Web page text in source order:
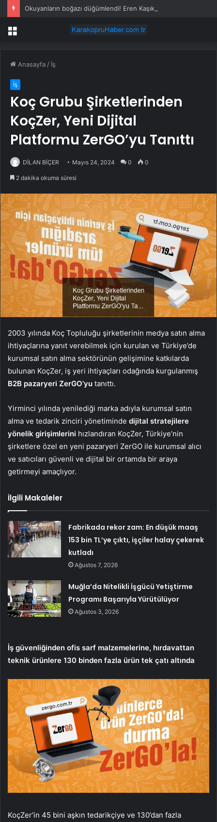
Menü
Anasayfa / İş
İş
Koç Grubu Şirketlerinden
KoçZer, Yeni Dijital
Platformu ZerGO’yu Tanıttı
DİLAN BİÇER Mayıs 24, 2024 0 0
2 dakika okuma süresi
2003 yılında Koç Topluluğu şirketlerinin medya satın alma
ihtiyaçlarına yanıt verebilmek için kurulan ve Türkiye’de
kurumsal satın alma sektörünün gelişimine katkılarda
bulunan KoçZer, iş yeri ihtiyaçları odağında kurgulanmış
B2B pazaryeri ZerGO’yu tanıttı.
Yirminci yılında yenilediği marka adıyla kurumsal satın
alma ve tedarik zinciri yönetiminde dijital stratejilere
yönelik girişimlerini hızlandıran KoçZer, Türkiye’nin
şirketlere özel en yeni pazaryeri ZerGO ile kurumsal alıcı
ve satıcıları güvenli ve dijital bir ortamda bir araya
getirmeyi amaçlıyor.
İlgili Makaleler
Fabrikada rekor zam: En düşük maaş
153 bin TL’ye çıktı, işçiler halay çekerek
kutladı
Ağustos 7, 2026
Muğla’da Nitelikli İşgücü Yetiştirme
Programı Başarıyla Yürütülüyor
Ağustos 3, 2026
İş güvenliğinden ofis sarf malzemelerine, hırdavattan
teknik ürünlere 130 binden fazla ürün tek çatı altında
KoçZer’in 45 bini aşkın tedarikçiye ve 130’dan fazla